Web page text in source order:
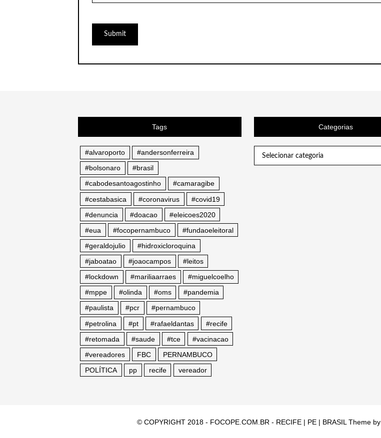
Tags
#alvaroporto
#andersonferreira
#bolsonaro
#brasil
#cabodesantoagostinho
#camaragibe
#cestabasica
#coronavirus
#covid19
#denuncia
#doacao
#eleicoes2020
#eua
#focopernambuco
#fundaoeleitoral
#geraldojulio
#hidroxicloroquina
#jaboatao
#joaocampos
#leitos
#lockdown
#mariliaarraes
#miguelcoelho
#mppe
#olinda #oms
#pandemia
#paulista
#pcr
#pernambuco
#petrolina
#pt #rafaeldantas
#recife
#retomada
#saude #tce
#vacinacao
#vereadores
FBC
PERNAMBUCO
POLÍTICA
pp recife vereador
Categorias
© COPYRIGHT 2018 - FOCOPE.COM.BR - RECIFE | PE | BRASIL Theme by